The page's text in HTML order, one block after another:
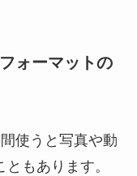
ォーマットの
使うと写真や動
もあります。